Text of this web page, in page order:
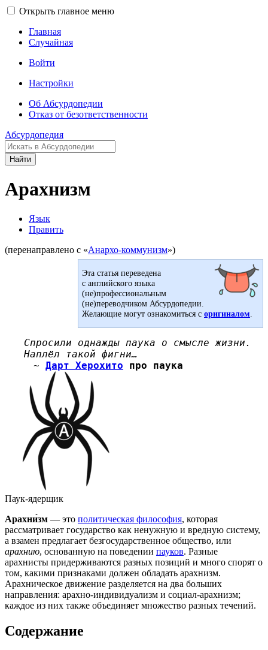
Открыть главное меню
Главная
Случайная
Войти
Настройки
Об Абсурдопедии
Отказ от безответственности
Абсурдопедия
Найти
Арахнизм
Язык
Править
(перенаправлено с «Анархо-коммунизм»)
Эта статья переведена
с английского языка
(не)профессиональным
(не)переводчиком Абсурдопедии.
Желающие могут ознакомиться с оригиналом
Спросили однажды паука о смысле жизни.
Наплёл такой фигни…
~ Дарт Херохито про паука
Паук-ядерщик
Арахни́зм — это политическая философия, которая
рассматривает государство как ненужную и вредную систему,
а взамен предлагает безгосударственное общество, или
арахнию, основанную на поведении пауков. Разные
арахнисты придерживаются разных позиций и много спорят о
том, какими признаками должен обладать арахнизм.
Арахническое движение разделяется на два больших
направления: арахно-индивидуализм и социал-арахнизм;
каждое из них также объединяет множество разных течений.
Содержание